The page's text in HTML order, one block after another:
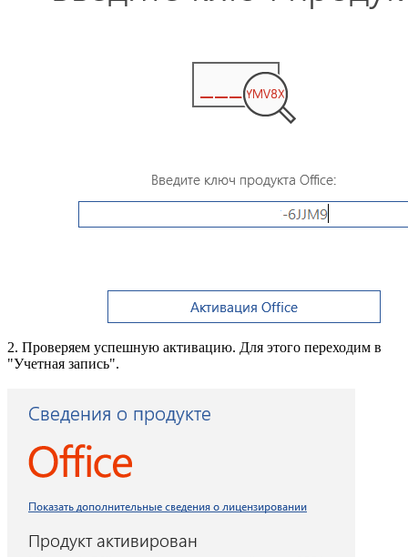
2. Проверяем успешную активацию. Для этого переходим в
"Учетная запись".